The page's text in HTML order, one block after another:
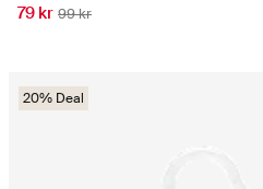
79 kr 99 kr
20% Deal